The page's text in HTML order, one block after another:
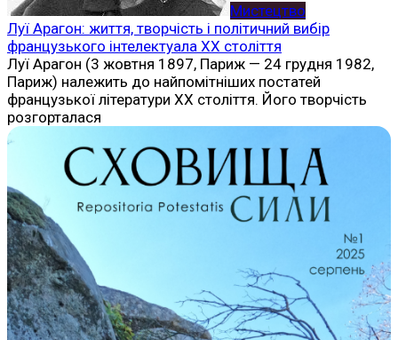
Мистецтво
Луї Арагон: життя, творчість і політичний вибір
французького інтелектуала ХХ століття
Луї Арагон (3 жовтня 1897, Париж — 24 грудня 1982,
Париж) належить до найпомітніших постатей
французької літератури ХХ століття. Його творчість
розгорталася